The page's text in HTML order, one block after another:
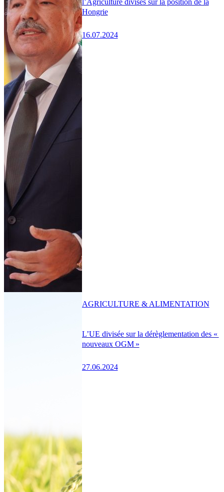
l’Agriculture divisés sur la position de la
Hongrie
16.07.2024
L’UE divisée sur la dérèglementation des «
nouveaux OGM »
27.06.2024
AGRICULTURE & ALIMENTATION